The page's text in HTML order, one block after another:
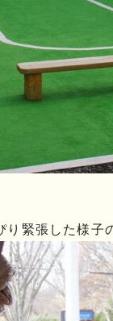
緊張した様子